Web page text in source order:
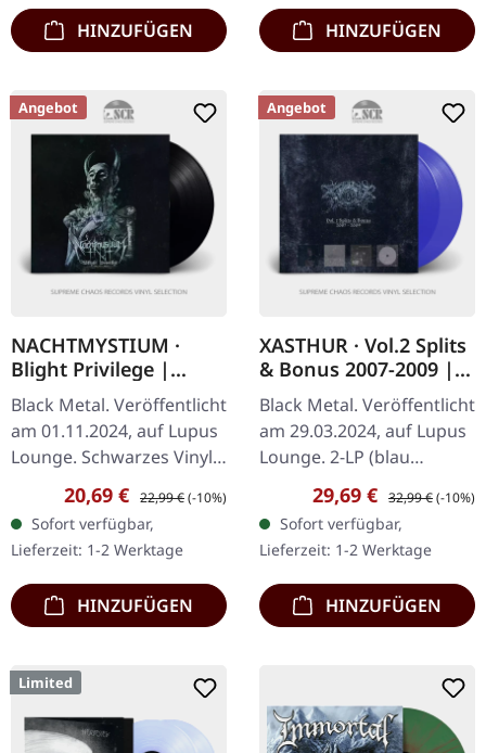
HINZUFÜGEN HINZUFÜGEN
Angebot
NACHTMYSTIUM ·
Blight Privilege |
BLACK LP
Black Metal. Veröffentlicht
am 01.11.2024, auf Lupus
Lounge. Schwarzes Vinyl
im Gatefold-Cover mit
Insert. NACHTMYSTIUM
sind zurück! Nach allem,
was…
Verkaufspreis:
20,69 € Regulärer Preis:
22,99 €(-10%)
Sofort verfügbar,
Lieferzeit: 1-2 Werktage
HINZUFÜGEN
Angebot
XASTHUR · Vol.2 Splits
& Bonus 2007-2009 |
TRANSPARENT BLUE
2LP
Black Metal. Veröffentlicht
am 29.03.2024, auf Lupus
Lounge. 2-LP (blau
transparentes Vinyl) inkl.
gefütterter Innenhüllen
und Schutzhülle (400
Stück…
Verkaufspreis:
29,69 € Regulärer Preis:
32,99 €(-10%)
Sofort verfügbar,
Lieferzeit: 1-2 Werktage
HINZUFÜGEN
Limited